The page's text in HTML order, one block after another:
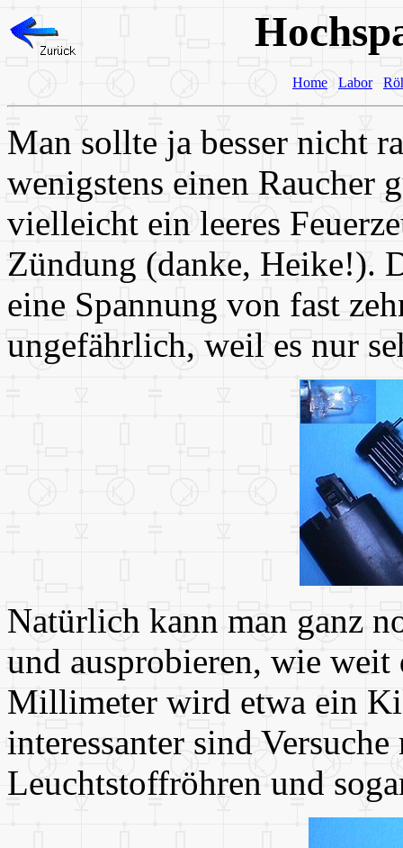
Home Labor
Man sollte ja besser nicht
wenigstens einen Raucher
vielleicht ein leeres
Zündung (danke, Heike!).
eine Spannung von fast
ungefährlich, weil es nur
Natürlich kann man ganz
und ausprobieren, wie
Millimeter wird etwa ein
interessanter sind
Leuchtstoffröhren und